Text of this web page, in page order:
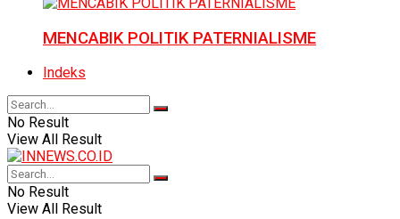
MENCABIK POLITIK PATERNIALISME
Indeks
No Result
View All Result
No Result
View All Result